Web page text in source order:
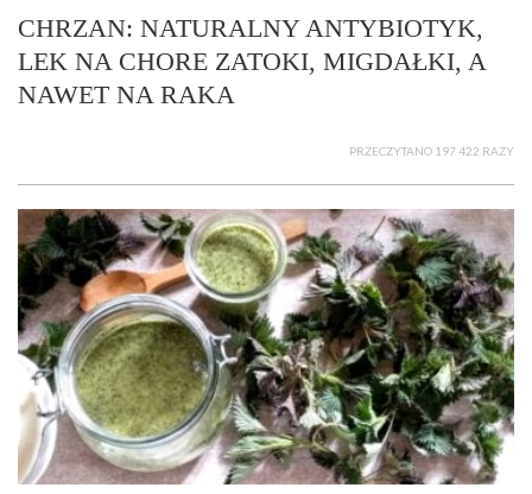
CHRZAN: NATURALNY ANTYBIOTYK,
LEK NA CHORE ZATOKI, MIGDAŁKI, A
NAWET NA RAKA
PRZECZYTANO 197 422 RAZY